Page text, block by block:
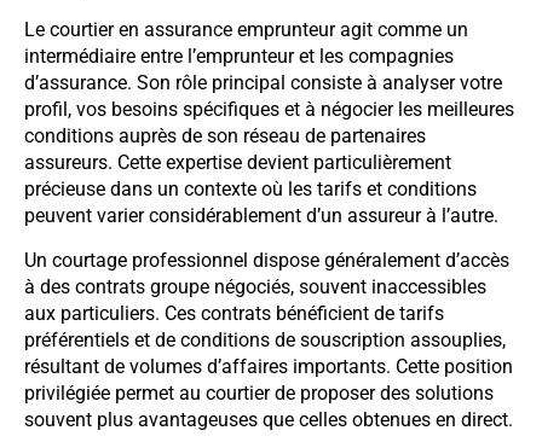
Le courtier en assurance emprunteur agit comme un
intermédiaire entre l’emprunteur et les compagnies
d’assurance. Son rôle principal consiste à analyser votre
profil, vos besoins spécifiques et à négocier les meilleures
conditions auprès de son réseau de partenaires
assureurs. Cette expertise devient particulièrement
précieuse dans un contexte où les tarifs et conditions
peuvent varier considérablement d’un assureur à l’autre.
Un courtage professionnel dispose généralement d’accès
à des contrats groupe négociés, souvent inaccessibles
aux particuliers. Ces contrats bénéficient de tarifs
préférentiels et de conditions de souscription assouplies,
résultant de volumes d’affaires importants. Cette position
privilégiée permet au courtier de proposer des solutions
souvent plus avantageuses que celles obtenues en direct.